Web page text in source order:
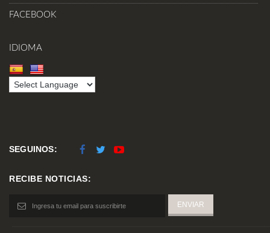
FACEBOOK
IDIOMA
SEGUINOS:
RECIBE NOTICIAS: